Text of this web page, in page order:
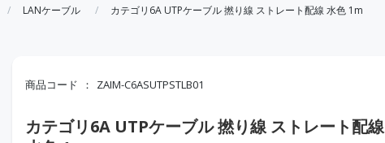
LANケーブル カテゴリ6A UTPケーブル 撚り線 ストレート配線 水色 1m
商品コード ZAIM-C6ASUTPSTLB01
カテゴリ6A UTPケーブル 撚り線 ストレート配線